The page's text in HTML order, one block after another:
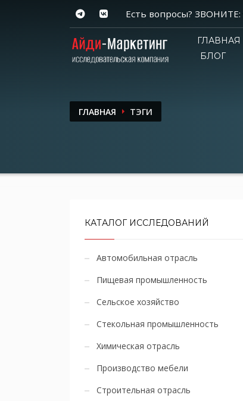
Есть вопросы? ЗВОНИТЕ:
ГЛАВНАЯ
БЛОГ
ГЛАВНАЯ ТЭГИ
КАТАЛОГ ИССЛЕДОВАНИЙ
Автомобильная отрасль
Пищевая промышленность
Сельское хозяйство
Стекольная промышленность
Химическая отрасль
Производство мебели
Строительная отрасль